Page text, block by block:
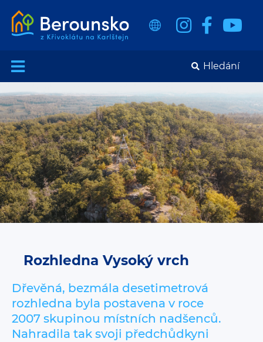
Rozhledna Vysoký vrch
Dřevěná, bezmála desetimetrová
rozhledna byla postavena v roce
2007 skupinou místních nadšenců.
Nahradila tak svoji předchůdkyni